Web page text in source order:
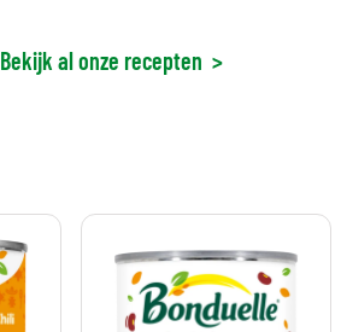
Bekijk al onze recepten >